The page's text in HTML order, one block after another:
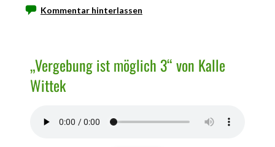
Kommentar hinterlassen
„Vergebung ist möglich 3“ von Kalle
Wittek